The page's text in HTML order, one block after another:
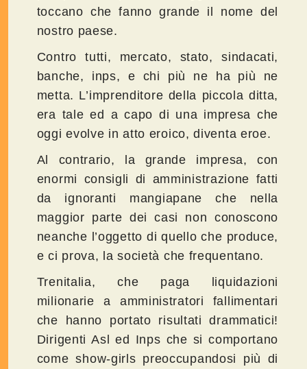
toccano che fanno grande il nome del
nostro paese.
Contro tutti, mercato, stato, sindacati,
banche, inps, e chi più ne ha più ne
metta. L’imprenditore della piccola ditta,
era tale ed a capo di una impresa che
oggi evolve in atto eroico, diventa eroe.
Al contrario, la grande impresa, con
enormi consigli di amministrazione fatti
da ignoranti mangiapane che nella
maggior parte dei casi non conoscono
neanche l’oggetto di quello che produce,
e ci prova, la società che frequentano.
Trenitalia, che paga liquidazioni
milionarie a amministratori fallimentari
che hanno portato risultati drammatici!
Dirigenti Asl ed Inps che si comportano
come show-girls preoccupandosi più di